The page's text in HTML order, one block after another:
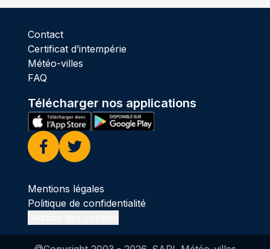
Contact
Certificat d’intempérie
Météo-villes
FAQ
Télécharger nos applications
Facebook
Twitter
Mentions légales
Politique de confidentialité